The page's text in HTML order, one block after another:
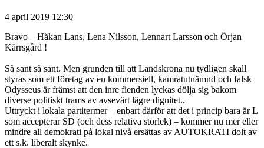
4 april 2019 12:30
Bravo – Håkan Lans, Lena Nilsson, Lennart Larsson och Örjan
Kärrsgård !
Så sant så sant. Men grunden till att Landskrona nu tydligen skall
styras som ett företag av en kommersiell, kamratutnämnd och falsk
Odysseus är främst att den inre fienden lyckas dölja sig bakom
diverse politiskt trams av avsevärt lägre dignitet..
Uttryckt i lokala partitermer – enbart därför att det i princip bara är L
som accepterar SD (och dess relativa storlek) – kommer nu mer eller
mindre all demokrati på lokal nivå ersättas av AUTOKRATI dolt av
ett s.k. liberalt skynke.